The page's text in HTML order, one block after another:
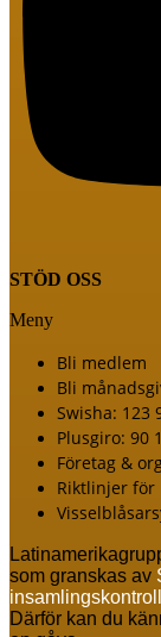
STÖD OSS
Meny
Bli medlem
Bli
Swisha: 123
Plusgiro: 90
Företag &
Riktlinjer
som granskas av
insamlingskontroll
Därför kan du